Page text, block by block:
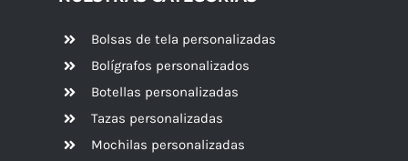
Bolsas de tela personalizadas
Bolígrafos personalizados
Botellas personalizadas
Tazas personalizadas
Mochilas personalizadas